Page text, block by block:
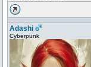
Adashi
Cyberpunk